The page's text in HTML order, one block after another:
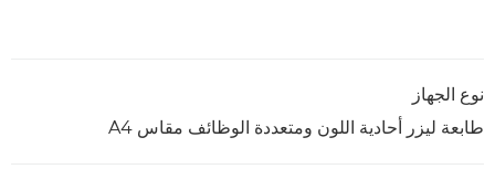
نوع الجهاز
طابعة ليزر أحادية اللون ومتعددة الوظائف مقاس A4